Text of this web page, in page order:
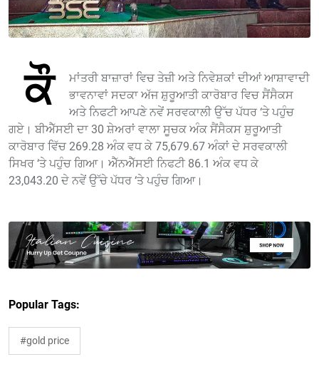
ਕੌ
ਮਾਂਤਰੀ ਬਾਜ਼ਾਰਾਂ ਵਿਚ ਤੇਜ਼ੀ ਅਤੇ ਨਿਵੇਸ਼ਕਾਂ ਦੀਆਂ ਆਸ਼ਾਵਾਦੀ
ਭਾਵਨਾਵਾਂ ਸਦਕਾ ਅੱਜ ਸ਼ੁਰੂਆਤੀ ਕਾਰੋਬਾਰ ਵਿਚ ਸੈਂਸੈਕਸ
ਅਤੇ ਨਿਫਟੀ ਆਪਣੇ ਨਵੇਂ ਸਰਵਕਾਲੀ ਉੱਚ ਪੱਧਰ ‘ਤੇ ਪਹੁੰਚ
ਗਏ। ਬੀਐੱਸਈ ਦਾ 30 ਸ਼ੇਅਰਾਂ ਵਾਲਾ ਸੂਚਕ ਅੰਕ ਸੈਂਸੈਕਸ ਸ਼ੁਰੂਆਤੀ
ਕਾਰੋਬਾਰ ਵਿੱਚ 269.28 ਅੰਕ ਵਧ ਕੇ 75,679.67 ਅੰਕਾਂ ਦੇ ਸਰਵਕਾਲੀ
ਸਿਖਰ ‘ਤੇ ਪਹੁੰਚ ਗਿਆ। ਐੱਨਐੱਸਈ ਨਿਫਟੀ 86.1 ਅੰਕ ਵਧ ਕੇ
23,043.20 ਦੇ ਨਵੇਂ ਉੱਚੇ ਪੱਧਰ ‘ਤੇ ਪਹੁੰਚ ਗਿਆ।
Popular Tags:
#gold price